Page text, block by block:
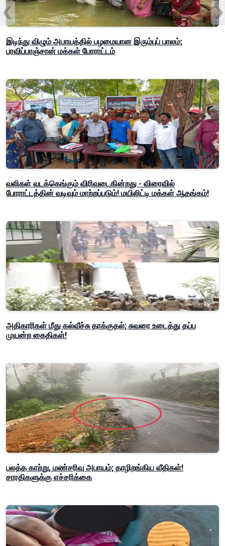
இடிந்து விழும் அபாயத்தில் பழமையான இரும்புப் பாலம்;
பரவிப்பாஞ்சான் மக்கள் போராட்டம்
வலிகள் வடக்கெங்கும் விரிவடைகின்றது - விரைவில்
போராட்டத்தின் வடிவும் மாற்றப்படும்! மயிலிட்டி மக்கள் ஆதங்கம்!
அதிகாரிகள் மீது கல்வீச்சு தாக்குதல்; சுவரை உடைத்து தப்ப
முயன்ற கைதிகள்!
பலத்த காற்று, மண்சரிவு அபாயம்; தாழிறங்கிய வீதிகள்!
சாரதிகளுக்கு எச்சரிக்கை